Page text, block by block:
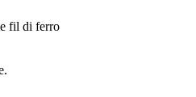
fil di ferro